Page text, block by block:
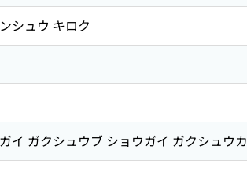
シュウ キロク
イ ガクシュウブ ショウガイ ガクシュウカ